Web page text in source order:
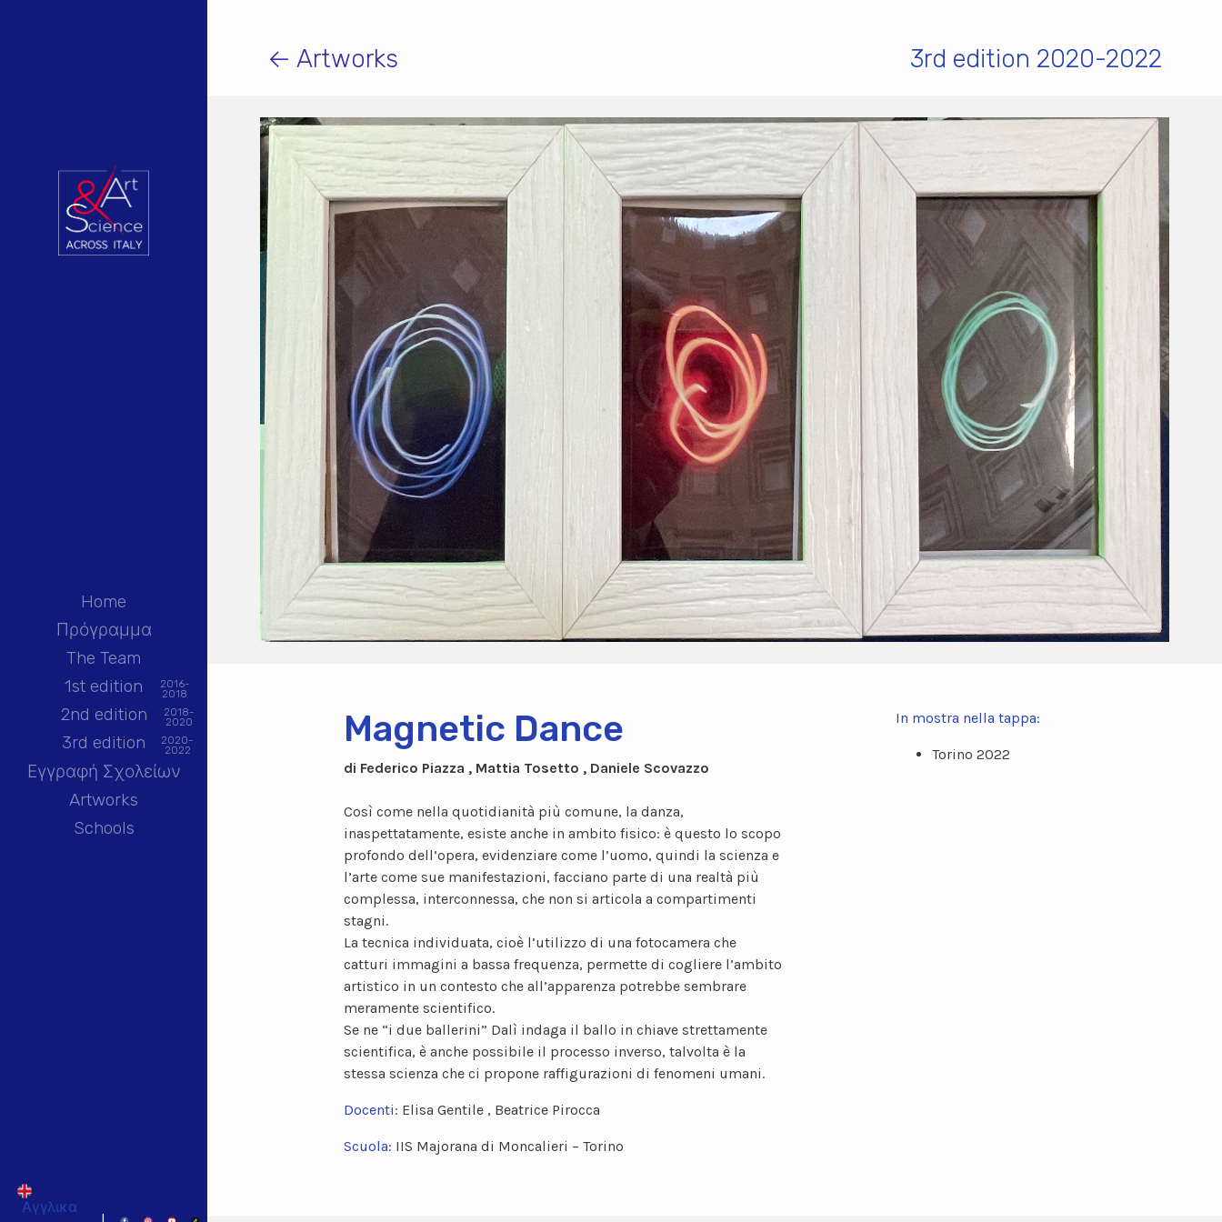
Home
Πρόγραμμα
The Team
1st edition
2016-
2018
2nd edition 2018-
2020
3rd edition 2020-
2022
Εγγραφή Σχολείων
Artworks
Schools
Αγγλικα
← Artworks 3rd edition 2020-2022
Magnetic Dance
di Federico Piazza , Mattia Tosetto , Daniele Scovazzo
Così come nella quotidianità più comune, la danza,
inaspettatamente, esiste anche in ambito fisico: è questo lo scopo
profondo dell’opera, evidenziare come l’uomo, quindi la scienza e
l’arte come sue manifestazioni, facciano parte di una realtà più
complessa, interconnessa, che non si articola a compartimenti
stagni.
La tecnica individuata, cioè l’utilizzo di una fotocamera che
catturi immagini a bassa frequenza, permette di cogliere l’ambito
artistico in un contesto che all’apparenza potrebbe sembrare
meramente scientifico.
Se ne “i due ballerini” Dalì indaga il ballo in chiave strettamente
scientifica, è anche possibile il processo inverso, talvolta è la
stessa scienza che ci propone raffigurazioni di fenomeni umani.
Docenti: Elisa Gentile , Beatrice Pirocca
Scuola: IIS Majorana di Moncalieri – Torino
In mostra nella tappa:
Torino 2022